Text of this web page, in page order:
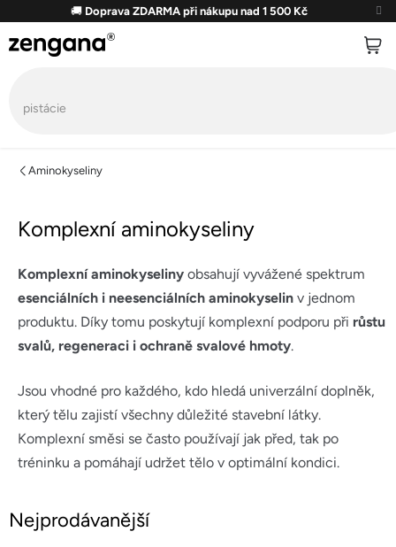
obsah
🚚 Doprava ZDARMA při nákupu nad 1 500 Kč
Aminokyseliny
Komplexní aminokyseliny
Komplexní aminokyseliny obsahují vyvážené spektrum
esenciálních i neesenciálních aminokyselin v jednom
produktu. Díky tomu poskytují komplexní podporu při růstu
svalů, regeneraci i ochraně svalové hmoty.
Jsou vhodné pro každého, kdo hledá univerzální doplněk,
který tělu zajistí všechny důležité stavební látky.
Komplexní směsi se často používají jak před, tak po
tréninku a pomáhají udržet tělo v optimální kondici.
Nejprodávanější